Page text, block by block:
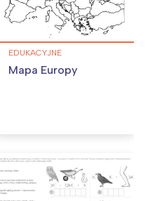
EDUKACYJNE
Mapa Europy